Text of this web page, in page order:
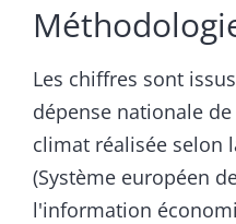
Les chiffres sont
dépense nationale
climat réalisée selon
(Système européen
l'information